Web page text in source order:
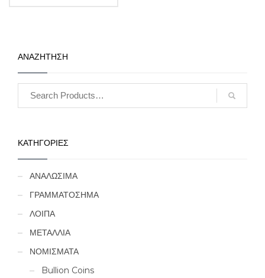
ΑΝΑΖΗΤΗΣΗ
ΚΑΤΗΓΟΡΙΕΣ
ΑΝΑΛΩΣΙΜΑ
ΓΡΑΜΜΑΤΟΣΗΜΑ
ΛΟΙΠΑ
ΜΕΤΑΛΛΙΑ
ΝΟΜΙΣΜΑΤΑ
Bullion Coins